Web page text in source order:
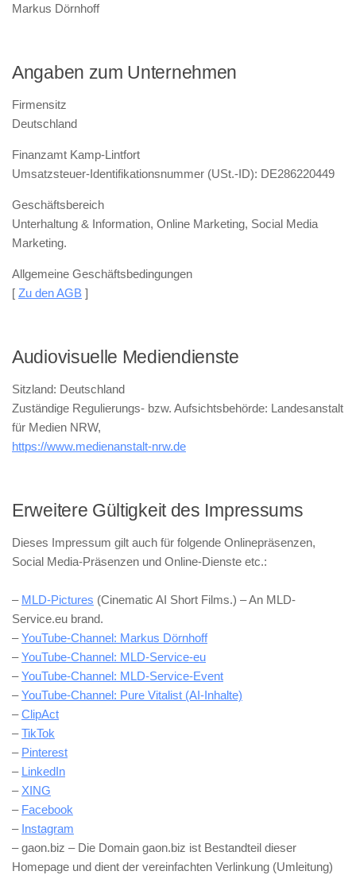
Markus Dörnhoff
Angaben zum Unternehmen
Firmensitz
Deutschland
Finanzamt Kamp-Lintfort
Umsatzsteuer-Identifikationsnummer (USt.-ID): DE286220449
Geschäftsbereich
Unterhaltung & Information, Online Marketing, Social Media
Marketing.
Allgemeine Geschäftsbedingungen
[ Zu den AGB ]
Audiovisuelle Mediendienste
Sitzland: Deutschland
Zuständige Regulierungs- bzw. Aufsichtsbehörde: Landesanstalt
für Medien NRW,
https://www.medienanstalt-nrw.de
Erweitere Gültigkeit des Impressums
Dieses Impressum gilt auch für folgende Onlinepräsenzen,
Social Media-Präsenzen und Online-Dienste etc.:
– MLD-Pictures (Cinematic AI Short Films.) – An MLD-
Service.eu brand.
–YouTube-Channel: Markus Dörnhoff
–YouTube-Channel: MLD-Service-eu
–YouTube-Channel: MLD-Service-Event
–YouTube-Channel: Pure Vitalist (AI-Inhalte)
–ClipAct
–TikTok
– Pinterest
– LinkedIn
– XING
– Facebook
– Instagram
– gaon.biz – Die Domain gaon.biz ist Bestandteil dieser
Homepage und dient der vereinfachten Verlinkung (Umleitung)